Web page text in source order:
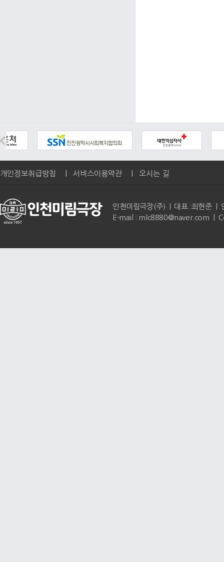
개인정보취급방침 서비스이용약관 오시는 길
인천미림극장(주) | 대표 :최현준 |
E-mail : mlc8880@naver.com |